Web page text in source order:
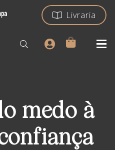
Livraria
medo à